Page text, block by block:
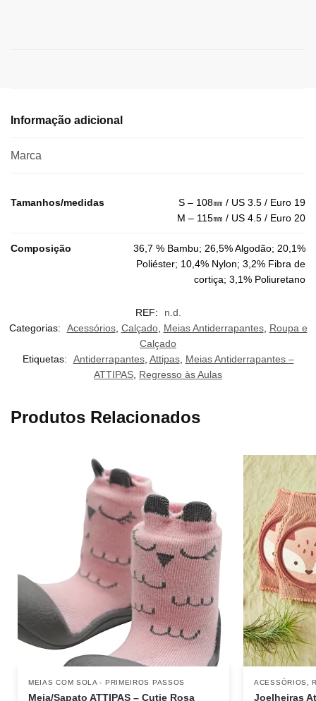
Informação adicional
Marca
Tamanhos/medidas
S – 108㎜ / US 3.5 / Euro 19
M – 115㎜ / US 4.5 / Euro 20
Composição
36,7 % Bambu; 26,5% Algodão; 20,1%
Poliéster; 10,4% Nylon; 3,2% Fibra de
cortiça; 3,1% Poliuretano
REF:
n.d.
Categorias:
Acessórios, Calçado, Meias Antiderrapantes, Roupa e
Calçado
Etiquetas:
Antiderrapantes, Attipas, Meias Antiderrapantes –
ATTIPAS Regresso às Aulas
Produtos Relacionados
MEIAS COM SOLA - PRIMEIROS PASSOS
Meia/Sapato ATTIPAS – Cutie Rosa
ACESSÓRIOS ,
Joelheiras